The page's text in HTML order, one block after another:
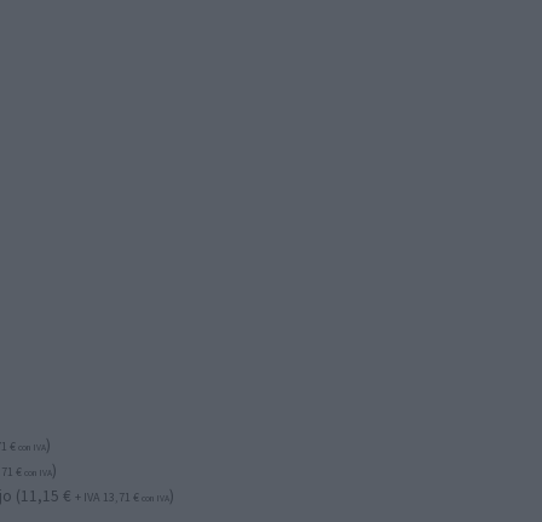
€ con IVA)
€ con IVA)
(11,15 € + IVA 13,71 € con IVA)